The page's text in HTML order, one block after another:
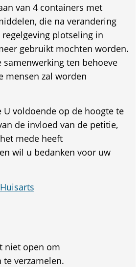
van 4 containers met
die na verandering
regelgeving plotseling in
gebruikt mochten worden.
samenwerking ten behoeve
mensen zal worden
voldoende op de hoogte te
de invloed van de petitie,
mede heeft
wil u bedanken voor uw
niet open om
verzamelen.